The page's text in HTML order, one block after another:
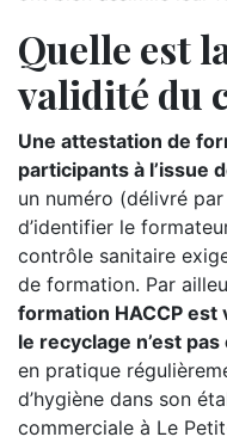
Quelle est
validité du
Une attestation de
participants à l’issue
un numéro (délivré
d’identifier le
contrôle sanitaire
de formation. Par
formation HACCP est
le recyclage n’est
en pratique
d’hygiène dans son
commerciale à Le